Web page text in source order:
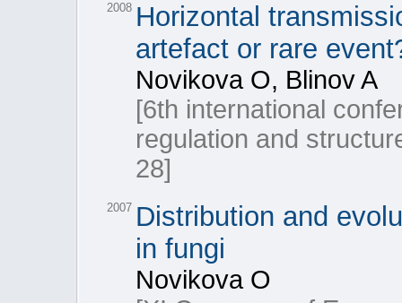
2008 Horizontal
artefact or rare
Novikova O, Blinov A
[6th international
regulation and
28]
2007 Distribution and
in fungi
Novikova O